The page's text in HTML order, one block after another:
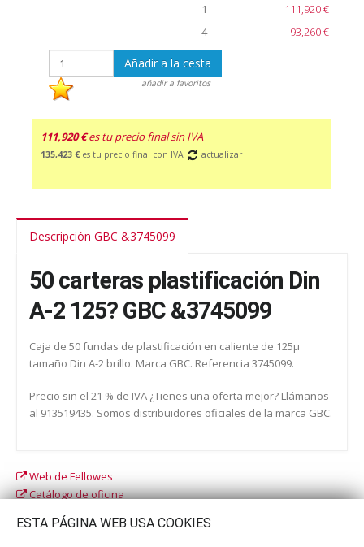
1
111,920 €
4
93,260 €
Añadir a la cesta
añadir a favoritos
111,920 € es tu precio final sin IVA
135,423 € es tu precio final con IVA actualizar
Descripción GBC &3745099
50 carteras plastificación Din
A-2 125? GBC &3745099
Caja de 50 fundas de plastificación en caliente de 125µ
tamaño Din A-2 brillo. Marca GBC. Referencia 3745099.
Precio sin el 21 % de IVA ¿Tienes una oferta mejor? Llámanos
al 913519435. Somos distribuidores oficiales de la marca GBC.
Web de Fellowes
Catálogo de oficina
Catálogo escolar
ESTA PÁGINA WEB USA COOKIES